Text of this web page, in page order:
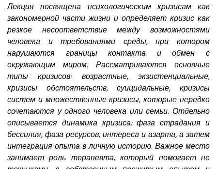
Лекция посвящена психологическим кризисам как
закономерной части жизни и определяет кризис как
резкое несоответствие между возможностями
человека и требованиями среды, при котором
нарушаются границы контакта и обмен с
окружающим миром. Рассматриваются основные
типы кризисов: возрастные, экзистенциальные,
кризисы обстоятельств, суицидальные, кризисы
систем и множественные кризисы, которые нередко
сочетаются у одного человека или семьи. Отдельно
описывается динамика кризиса: фаза страдания и
бессилия, фаза ресурсов, интереса и азарта, а затем
интеграция опыта в личную историю. Важное место
занимает роль терапевта, который помогает не